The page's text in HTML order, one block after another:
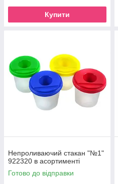
Купити
Непроливаючий стакан "№1"
922320 в асортименті
Готово до відправки